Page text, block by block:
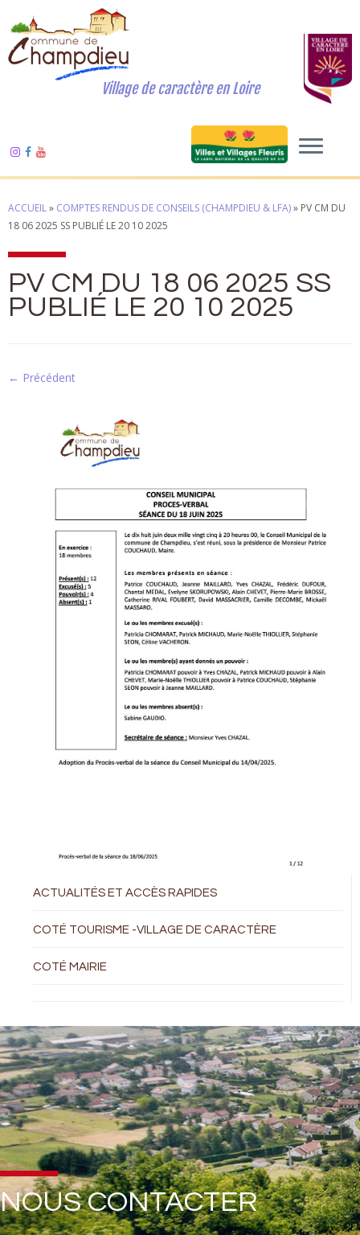
Village de caractère en Loire
ACCUEIL» COMPTES RENDUS DE CONSEILS (CHAMPDIEU & LFA)» PV CM DU
18 06 2025 SS PUBLIÉ LE 20 10 2025
PV CM DU 18 06 2025 SS
PUBLIÉ LE 20 10 2025
← Précédent
ACTUALITÉS ET ACCÈS RAPIDES
COTÉ TOURISME -VILLAGE DE CARACTÈRE
COTÉ MAIRIE
NOUS CONTACTER